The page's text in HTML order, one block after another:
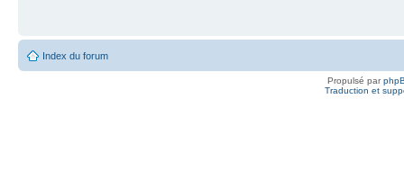
Index du forum
Propulsé par
Traduction et